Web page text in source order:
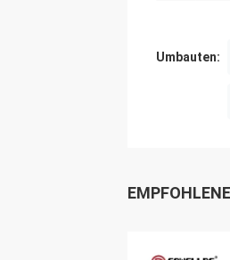
Umbauten: